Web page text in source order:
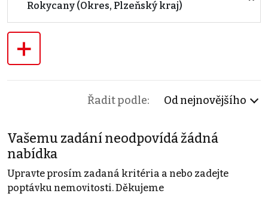
Rokycany (Okres, Plzeňský kraj)
+
Řadit podle: Od nejnovějšího
Vašemu zadání neodpovídá žádná
nabídka
Upravte prosím zadaná kritéria a nebo zadejte
poptávku nemovitosti. Děkujeme